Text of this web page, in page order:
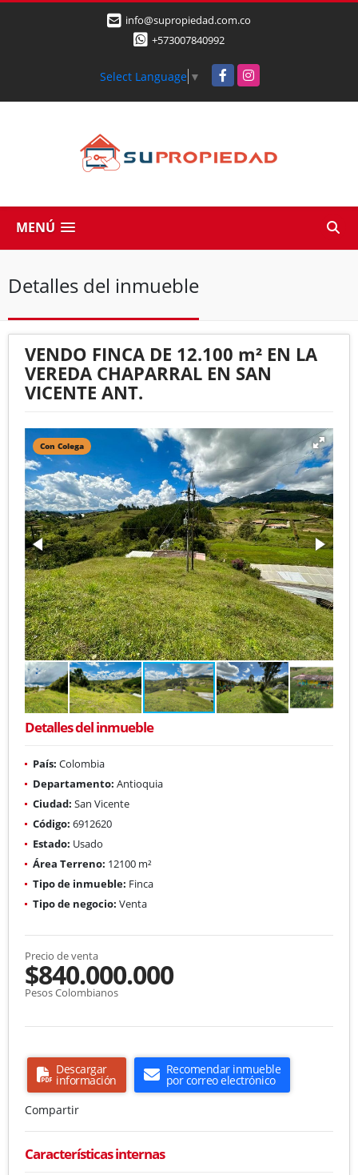
info@supropiedad.com.co
+573007840992
Select Language ▼ FacebookInstagram
MENÚ
Detalles del inmueble
VENDO FINCA DE 12.100 m² EN LA
VEREDA CHAPARRAL EN SAN
VICENTE ANT.
Con Colega
Detalles del inmueble
País: Colombia
Departamento: Antioquia
Ciudad: San Vicente
Código: 6912620
Estado: Usado
Área Terreno: 12100 m²
Tipo de inmueble: Finca
Tipo de negocio: Venta
Precio de venta
$840.000.000
Pesos Colombianos
Descargar
información
Recomendar inmueble
por correo electrónico
Compartir
Características internas